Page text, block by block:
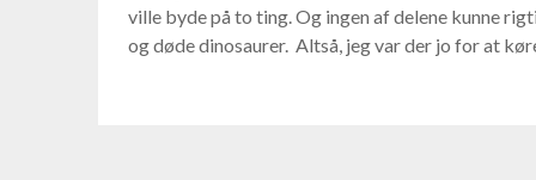
ville byde på to ting. Og ingen af delene kunne
og døde dinosaurer. Altså, jeg var der jo for at